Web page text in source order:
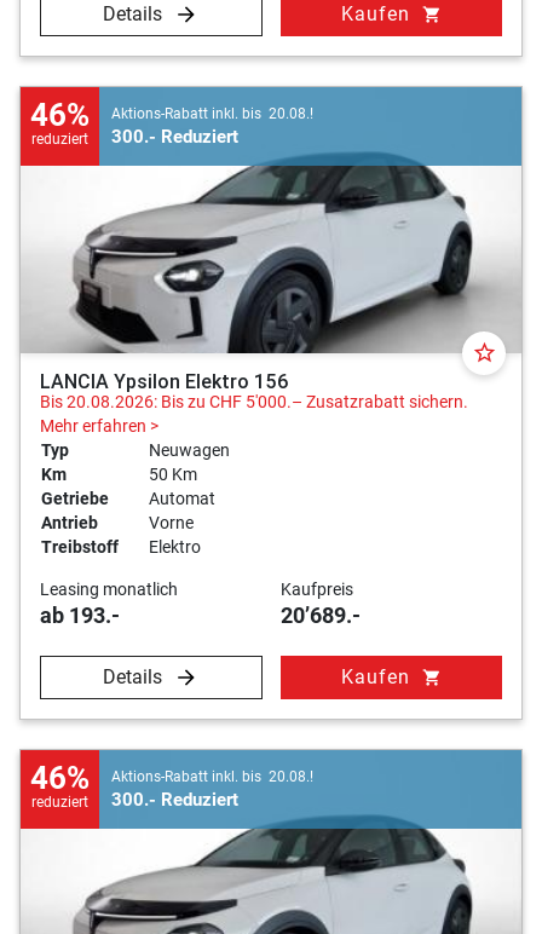
Details Kaufen shopping_cart
46%
reduziert
Aktions-Rabatt inkl. bis 20.08.!
300.- Reduziert
star_border
LANCIA Ypsilon Elektro 156
Bis 20.08.2026: Bis zu CHF 5'000.– Zusatzrabatt sichern.
Mehr erfahren >
Typ
Neuwagen
Km
50 Km
Getriebe
Automat
Antrieb
Vorne
Treibstoff
Elektro
Leasing monatlich
ab 193.-
Kaufpreis
20’689.-
Details Kaufen shopping_cart
46%
reduziert
Aktions-Rabatt inkl. bis 20.08.!
300.- Reduziert